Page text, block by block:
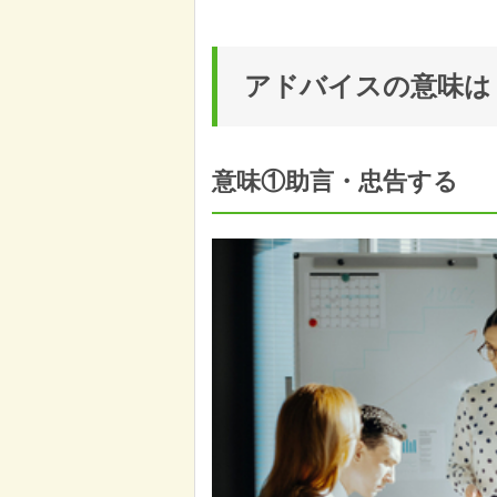
アドバイスの意味は
意味①助言・忠告する